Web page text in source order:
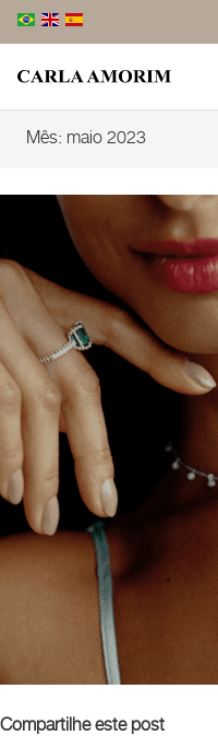
Mês: maio 2023
Compartilhe este post